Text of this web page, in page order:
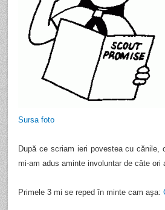
Sursa foto
După ce scriam ieri povestea cu
mi-am adus aminte involuntar de câte ori
Primele 3 mi se reped în minte cam aşa: